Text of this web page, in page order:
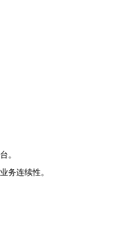
。
务连续性。